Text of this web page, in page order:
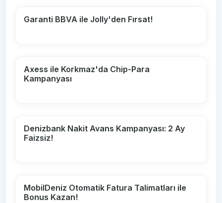
Garanti BBVA ile Jolly'den Fırsat!
Axess ile Korkmaz'da Chip-Para
Kampanyası
Denizbank Nakit Avans Kampanyası: 2 Ay
Faizsiz!
MobilDeniz Otomatik Fatura Talimatları ile
Bonus Kazan!